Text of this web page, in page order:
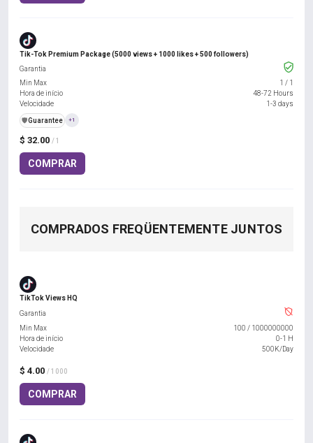
Tik-Tok Premium Package (5000 views + 1000 likes + 500 followers)
$ 32.00 / 1
COMPRAR
Garantia
Min Max
1 / 1
Hora de início
48-72 Hours
Velocidade
1-3 days
️🛡️Guarantee +1
COMPRADOS FREQÜENTEMENTE JUNTOS
TikTok Views HQ
$ 4.00 / 1000
COMPRAR
Garantia
Min Max
100 / 1000000000
Hora de início
0-1 H
Velocidade
500K/Day